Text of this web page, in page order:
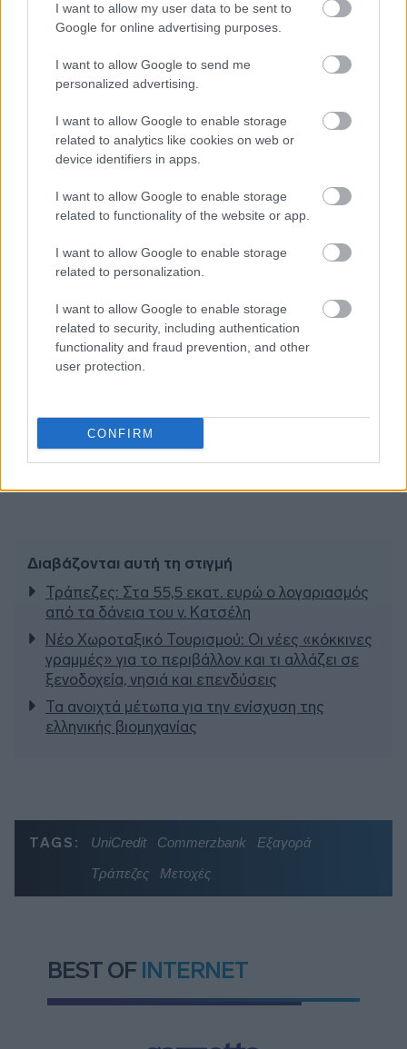
I want to allow my user data to be sent to
Google for online advertising purposes.
I want to allow Google to send me
personalized advertising.
I want to allow Google to enable storage
related to analytics like cookies on web or
device identifiers in apps.
I want to allow Google to enable storage
related to functionality of the website or app.
I want to allow Google to enable storage
related to personalization.
I want to allow Google to enable storage
related to security, including authentication
functionality and fraud prevention, and other
user protection.
CONFIRM
πρώτοι όλες τιςειδήσειςαπό την Ελλάδα και τον κόσμο.
Διαβάζονται αυτή τη στιγμή
Τράπεζες: Στα 55,5 εκατ. ευρώ ο λογαριασμός
από τα δάνεια του ν. Κατσέλη
Νέο Χωροταξικό Τουρισμού: Οι νέες «κόκκινες
γραμμές» για το περιβάλλον και τι αλλάζει σε
ξενοδοχεία, νησιά και επενδύσεις
Τα ανοιχτά μέτωπα για την ενίσχυση της
ελληνικής βιομηχανίας
TAGS: UniCredit Commerzbank
Εξαγορά
Τράπεζες
Μετοχές
BEST OF INTERNET